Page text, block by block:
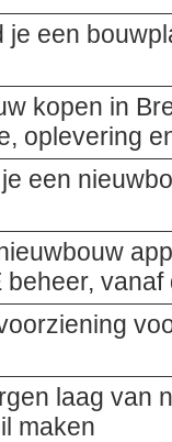
je een
kopen in
oplevering
een
vanaf
laag van
maken